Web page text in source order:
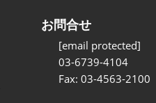
お問合せ
[email protected]
03-6739-4104
Fax: 03-4563-2100